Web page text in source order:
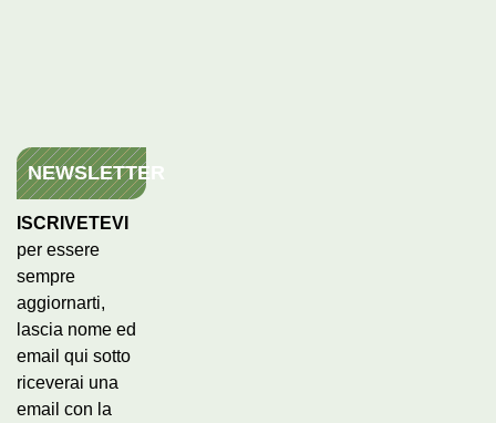
NEWSLETTER
ISCRIVETEVI
per essere
sempre
aggiornarti,
lascia nome ed
email qui sotto
riceverai una
email con la